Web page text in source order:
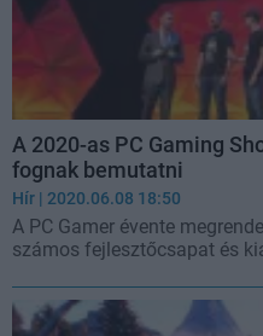
A 2020-as PC Gaming
fognak bemutatni
Hír | 2020.06.08 18:50
A PC Gamer évente
számos fejlesztőcsapat és